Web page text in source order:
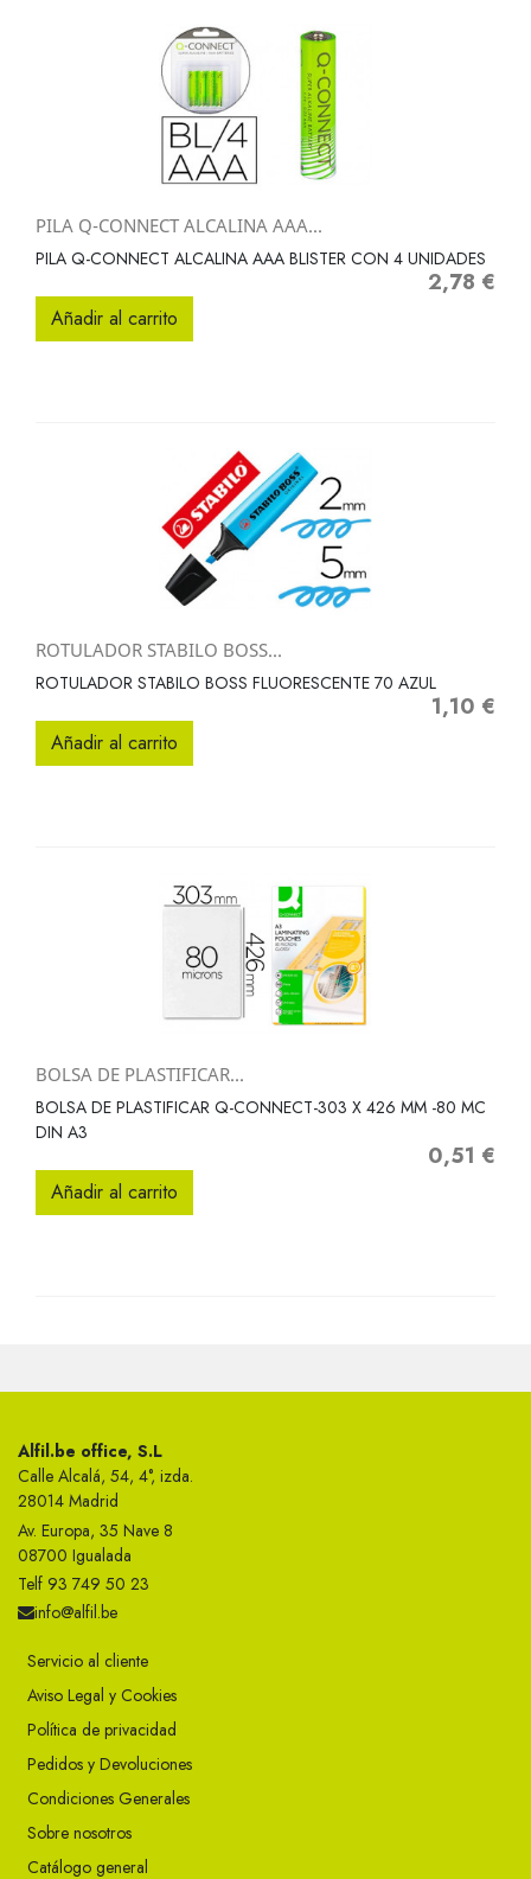
PILA Q-CONNECT ALCALINA AAA...
PILA Q-CONNECT ALCALINA AAA BLISTER CON 4 UNIDADES
Precio
2,78 €
Añadir al carrito
ROTULADOR STABILO BOSS...
ROTULADOR STABILO BOSS FLUORESCENTE 70 AZUL
Precio
1,10 €
Añadir al carrito
BOLSA DE PLASTIFICAR...
BOLSA DE PLASTIFICAR Q-CONNECT-303 X 426 MM -80 MC
DIN A3
Precio
0,51 €
Añadir al carrito
Alfil.be office, S.L
Calle Alcalá, 54, 4°, izda.
28014 Madrid
Av. Europa, 35 Nave 8
08700 Igualada
Telf 93 749 50 23
info@alfil.be
Servicio al cliente
Aviso Legal y Cookies
Política de privacidad
Pedidos y Devoluciones
Condiciones Generales
Sobre nosotros
Catálogo general